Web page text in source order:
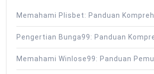
Memahami Plisbet: Panduan
Pengertian Bunga99: Panduan
Memahami Winlose99: Panduan